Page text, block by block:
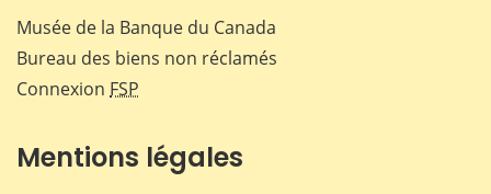
Musée de la Banque du Canada
Bureau des biens non réclamés
Connexion FSP
Mentions légales